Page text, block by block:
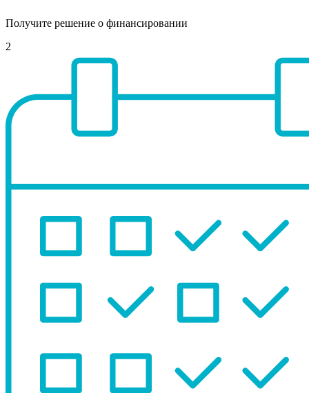
Получите решение о финансировании
2